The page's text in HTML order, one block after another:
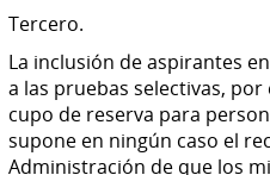
Tercero.
La inclusión de aspirantes
a las pruebas selectivas,
cupo de reserva para
supone en ningún caso el
Administración de que los